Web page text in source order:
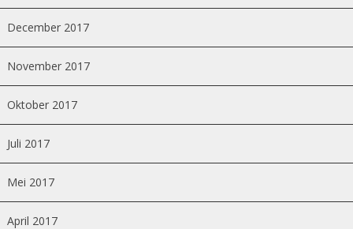
December 2017
November 2017
Oktober 2017
Juli 2017
Mei 2017
April 2017